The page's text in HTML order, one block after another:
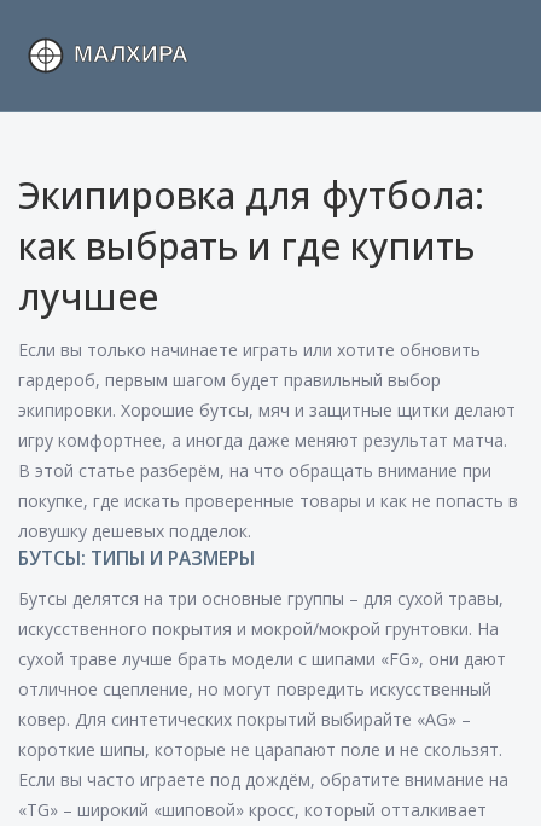
Экипировка для футбола:
как выбрать и где купить
лучшее
Если вы только начинаете играть или хотите обновить
гардероб, первым шагом будет правильный выбор
экипировки. Хорошие бутсы, мяч и защитные щитки делают
игру комфортнее, а иногда даже меняют результат матча.
В этой статье разберём, на что обращать внимание при
покупке, где искать проверенные товары и как не попасть в
ловушку дешевых подделок.
БУТСЫ: ТИПЫ И РАЗМЕРЫ
Бутсы делятся на три основные группы – для сухой травы,
искусственного покрытия и мокрой/мокрой грунтовки. На
сухой траве лучше брать модели с шипами «FG», они дают
отличное сцепление, но могут повредить искусственный
ковер. Для синтетических покрытий выбирайте «AG» –
короткие шипы, которые не царапают поле и не скользят.
Если вы часто играете под дождём, обратите внимание на
«TG» – широкий «шиповой» кросс, который отталкивает